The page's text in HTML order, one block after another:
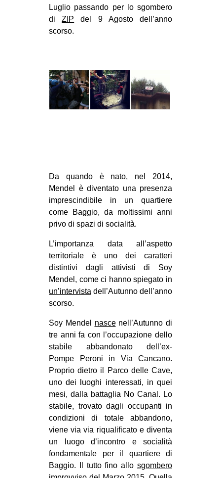
REPRESSIONE
STUDENTI
CINEMA
MANIFESTI
MUSICA
AMERICHE
ESTREMO ORIENTE
EUROPA
EVENTI
in
tw
bsky
ms
SEARCH
Luglio passando per lo sgombero
diZIP del 9 Agosto dell’anno
scorso.
Da quando è nato, nel 2014,
Mendel è diventato una presenza
imprescindibile in un quartiere
come Baggio, da moltissimi anni
privo di spazi di socialità.
L’importanza data all’aspetto
territoriale è uno dei caratteri
distintivi dagli attivisti di Soy
Mendel, come ci hanno spiegato in
un’intervista dell’Autunno dell’anno
scorso.
Soy Mendel nascenell’Autunno di
tre anni fa con l’occupazione dello
stabile abbandonato dell’ex-
Pompe Peroni in Via Cancano.
Proprio dietro il Parco delle Cave,
uno dei luoghi interessati, in quei
mesi, dalla battaglia No Canal. Lo
stabile, trovato dagli occupanti in
condizioni di totale abbandono,
viene via via riqualificato e diventa
un luogo d’incontro e socialità
fondamentale per il quartiere di
Baggio. Il tutto fino allo sgombero